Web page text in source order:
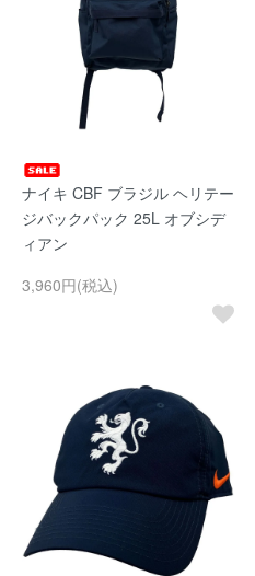
ナイキ CBF ブラジル ヘリテー
ジバックパック 25L オブシデ
ィアン
3,960円(税込)